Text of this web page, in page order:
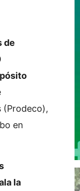
de
(Prodeco),
en
la